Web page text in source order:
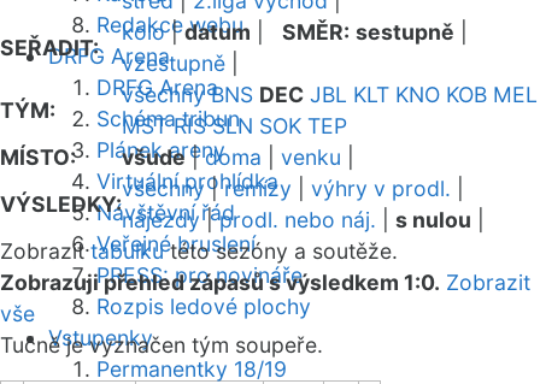
Redakce webu
DRFG Arena
DRFG Arena
Schéma tribun
Plánek areny
Virtuální prohlídka
Návštěvní řád
Veřejné bruslení
PRESS: pro novináře
Rozpis ledové plochy
Vstupenky
Permanentky 18/19
SEŘADIT:
kolo|datum SMĚR: sestupně
vzestupně
TÝM:
všechny BNS DEC JBL KLT KNO KOB MEL
MST RIS SLN SOK TEP
MÍSTO:
všude|doma venku
VÝSLEDKY:
všechny|remízy výhry v prodl.
nájezdy|prodl. nebo náj. s nulou
Zobrazittabulkutéto sezóny a soutěže.
Zobrazuji přehled zápasů s výsledkem 1:0. Zobrazit
vše
Tučně je vyznačen tým soupeře.